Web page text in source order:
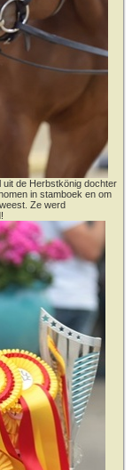
uit de Herbstkönig dochter
in stamboek en om
Ze werd